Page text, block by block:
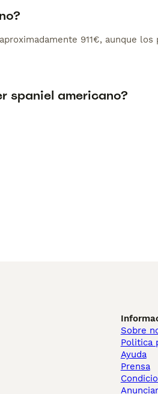
911€, aunque los
spaniel americano?
Sobre
Politica
Ayuda
Prensa